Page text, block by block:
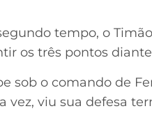
tempo, o
os três pontos
sob o comando de
vez, viu sua defesa